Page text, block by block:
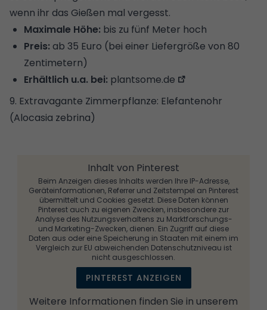
wenn ihr das Gießen mal vergesst.
Maximale Höhe: bis zu fünf Meter hoch
Preis: ab 35 Euro (bei einer Liefergröße von 80
Zentimetern)
Erhältlich u.a. bei: plantsome.de
9. Extravagante Zimmerpflanze: Elefantenohr
(Alocasia zebrina)
Inhalt von Pinterest
Beim Anzeigen dieses Inhalts werden Ihre IP-Adresse,
Geräteinformationen, Referrer und Zeitstempel an Pinterest
übermittelt und Cookies gesetzt. Diese Daten können
Pinterest auch zu eigenen Zwecken, insbesondere zur
Analyse des Nutzungsverhaltens zu Marktforschungs-
und Marketing-Zwecken, dienen. Ein Zugriff auf diese
Daten aus oder eine Speicherung in Staaten mit einem im
Vergleich zur EU abweichenden Datenschutzniveau ist
nicht ausgeschlossen.
PINTEREST ANZEIGEN
Weitere Informationen finden Sie in unserem